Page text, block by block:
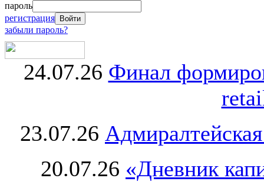
пароль
регистрация
забыли пароль?
24.07.26 Финал
23.07.26
20.07.26 «Дневник